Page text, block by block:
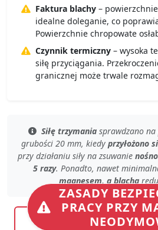
Faktura blachy –
idealne doleganie, co
Powierzchnie chropowate
Czynnik termiczny – wysoka
siłę przyciągania.
granicznej może trwale
Siłę trzymania sprawdzano na
grubości 20 mm, kiedy przyłożono
przy działaniu siły na zsuwanie
5 razy. Ponadto, nawet
magnesem, a blachą
ZASADY
PRACY PRZY